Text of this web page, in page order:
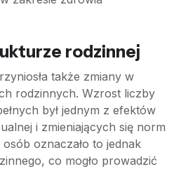
rodzinnej
także zmiany w
rodzinnych. Wzrost liczby
był jednym z efektów
i zmieniających się norm
oznaczało to jednak
co mogło prowadzić